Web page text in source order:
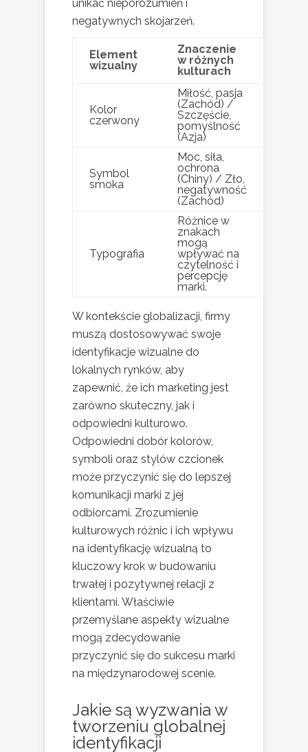
unikać nieporozumień i
negatywnych skojarzeń.
Element
wizualny
Znaczenie
w różnych
kulturach
Kolor
czerwony
Miłość, pasja
(Zachód) /
Szczęście,
pomyślność
(Azja)
Symbol
smoka
Moc, siła,
ochrona
(Chiny) / Zło,
negatywność
(Zachód)
Typografia
Różnice w
znakach
mogą
wpływać na
czytelność i
percepcję
marki.
W kontekście globalizacji, firmy
muszą dostosowywać swoje
identyfikacje wizualne do
lokalnych rynków, aby
zapewnić, że ich marketing jest
zarówno skuteczny, jak i
odpowiedni kulturowo.
Odpowiedni dobór kolorów,
symboli oraz stylów czcionek
może przyczynić się do lepszej
komunikacji marki z jej
odbiorcami. Zrozumienie
kulturowych różnic i ich wpływu
na identyfikację wizualną to
kluczowy krok w budowaniu
trwałej i pozytywnej relacji z
klientami. Właściwie
przemyślane aspekty wizualne
mogą zdecydowanie
przyczynić się do sukcesu marki
na międzynarodowej scenie.
Jakie są wyzwania w
tworzeniu globalnej
identyfikacji